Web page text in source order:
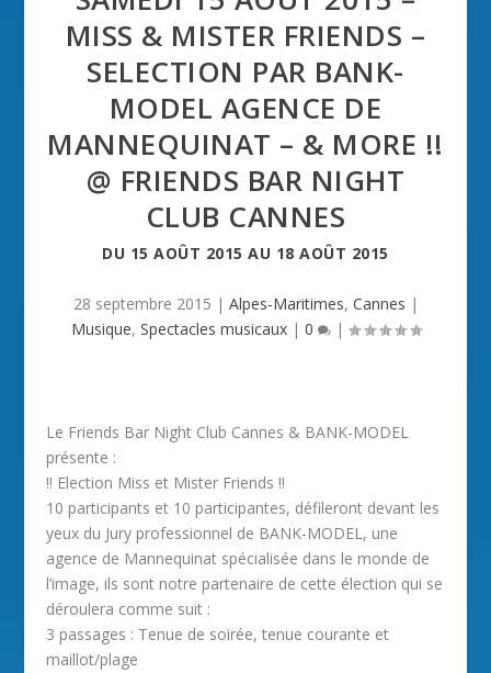
MISS & MISTER FRIENDS –
SELECTION PAR BANK-
MODEL AGENCE DE
MANNEQUINAT – & MORE !!
@ FRIENDS BAR NIGHT
CLUB CANNES
DU 15 AOÛT 2015 AU 18 AOÛT 2015
28 septembre 2015 | Alpes-Maritimes, Cannes |
Musique, Spectacles musicaux| 0 |
Le Friends Bar Night Club Cannes & BANK-MODEL
présente :
!! Election Miss et Mister Friends !!
10 participants et 10 participantes, défileront devant les
yeux du Jury professionnel de BANK-MODEL, une
agence de Mannequinat spécialisée dans le monde de
l’image, ils sont notre partenaire de cette élection qui se
déroulera comme suit :
3 passages : Tenue de soirée, tenue courante et
maillot/plage